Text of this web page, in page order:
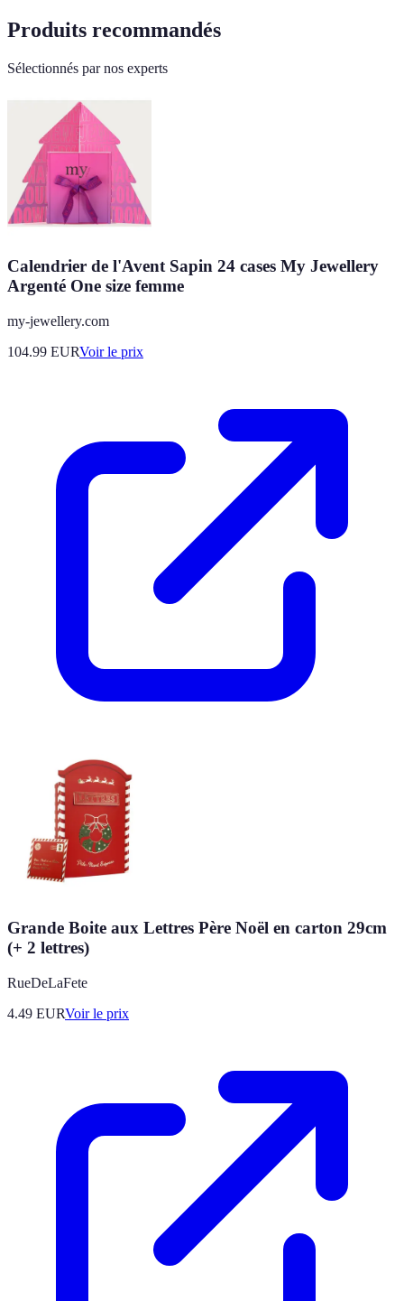
Produits recommandés
Sélectionnés par nos experts
Calendrier de l'Avent Sapin 24 cases My Jewellery
Argenté One size femme
my-jewellery.com
104.99 EURVoir le prix
Grande Boite aux Lettres Père Noël en carton 29cm
(+ 2 lettres)
RueDeLaFete
4.49 EURVoir le prix